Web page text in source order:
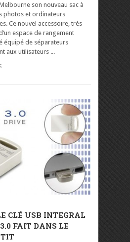
son nouveau sac à
photos et ordinateurs
Ce nouvel accessoire, très
espace de rangement
équipé de séparateurs
aux utilisateurs ...
CLÉ USB INTEGRAL
FAIT DANS LE